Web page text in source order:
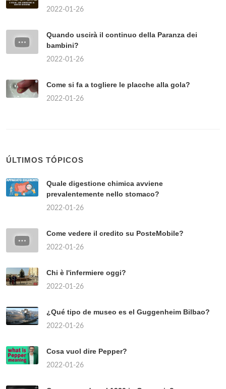
2022-01-26
Quando uscirà il continuo della Paranza dei
bambini?
2022-01-26
Come si fa a togliere le placche alla gola?
2022-01-26
ÚLTIMOS TÓPICOS
Quale digestione chimica avviene
prevalentemente nello stomaco?
2022-01-26
Come vedere il credito su PosteMobile?
2022-01-26
Chi è l'infermiere oggi?
2022-01-26
¿Qué tipo de museo es el Guggenheim Bilbao?
2022-01-26
Cosa vuol dire Pepper?
2022-01-26